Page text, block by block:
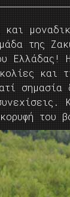
και
της
και
κορυφή